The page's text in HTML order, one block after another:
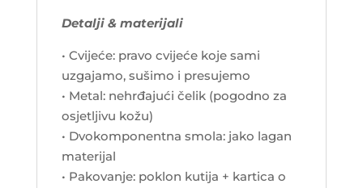
Detalji & materijali
• Cvijeće: pravo cvijeće koje sami
uzgajamo, sušimo i presujemo
• Metal: nehrđajući čelik (pogodno za
osjetljivu kožu)
• Dvokomponentna smola: jako lagan
materijal
• Pakovanje: poklon kutija + kartica o